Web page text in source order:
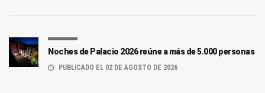
Noches de Palacio 2026 reúne a más de 5.000 personas
PUBLICADO EL 02 DE AGOSTO DE 2026